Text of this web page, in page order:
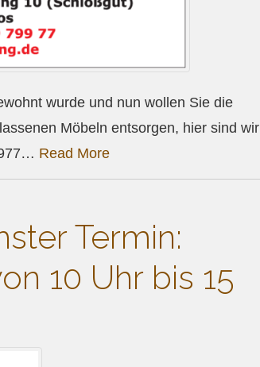
wurde und nun wollen Sie die
Möbeln entsorgen, hier sind wir
Read More
Termin:
10 Uhr bis 15